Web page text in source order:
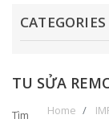
CATEGORIES
TU SỬA
Home
Tìm